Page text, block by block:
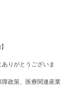
りがとうございま
政策、医療関連産業